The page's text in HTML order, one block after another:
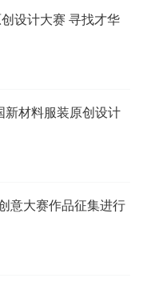
设计大赛 寻找才华
新材料服装原创设计
意大赛作品征集进行